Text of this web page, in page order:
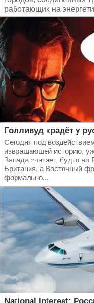
работающих на
Голливуд крадёт у
Сегодня под
извращающей историю,
Запада считает, будто
Британия, а Восточный
формально...
National Interest: